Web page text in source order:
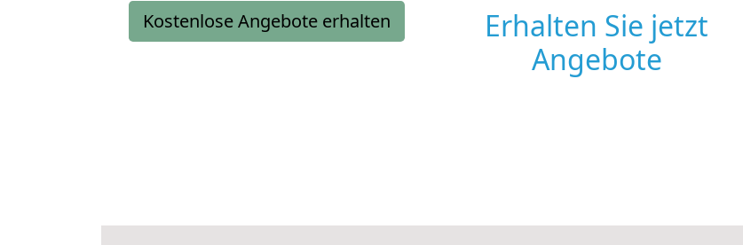
Kostenlose Angebote erhalten
Erhalten Sie jetzt
Angebote